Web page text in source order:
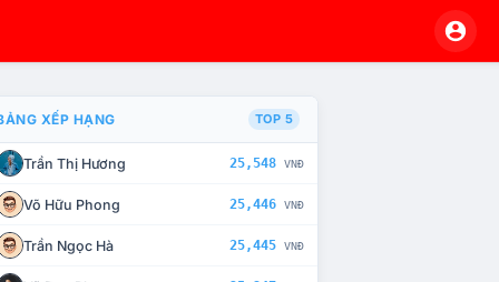
CHẾ TÀI XỬ LÝ VI PHẠM
XẾP HẠNG TOP 5
Trần Thị Hương 25,548 VNĐ
Võ Hữu Phong 25,446 VNĐ
Trần Ngọc Hà 25,445 VNĐ